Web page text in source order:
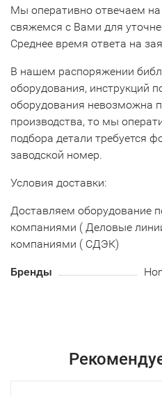
Мы оперативно отвечаем
свяжемся с Вами для
Среднее время ответа на
В нашем распоряжении
оборудования, инструкций
оборудования невозможна
производства, то мы
подбора детали требуется
заводской номер.
Условия доставки:
Доставляем оборудование
компаниями ( Деловые
компаниями ( СДЭК)
Бренды